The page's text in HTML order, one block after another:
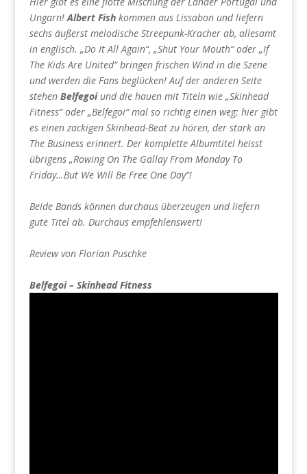
Ungarn!Albert Fishkommen aus Lissabon und liefern
sechs äußerst melodische Streepunk-Kracher ab, allesamt
in englisch. „Do It All Again“, „Shut Your Mouth“ oder „If
The Kids Are United“ bringen frischen Wind in die Szene
und werden die Fans beglücken! Auf der anderen Seite
stehen Belfegoiund die hauen mit Titeln wie „Skinhead
Fitness“ oder „Belfegoi“ mal so richtig einen weg; hier gibt
es einen zackigen Skinhead-Beat zu hören, der stark an
The Business erinnert. Der komplette Albumtitel heisst
übrigens „Rowing On The Gallay From Monday To
Friday…But We Will Be Free One Day“!
Beide Bands können durchaus überzeugen und liefern
gute Titel ab. Durchaus empfehlenswert!
Review von Florian Puschke
Belfegoi – Skinhead Fitness